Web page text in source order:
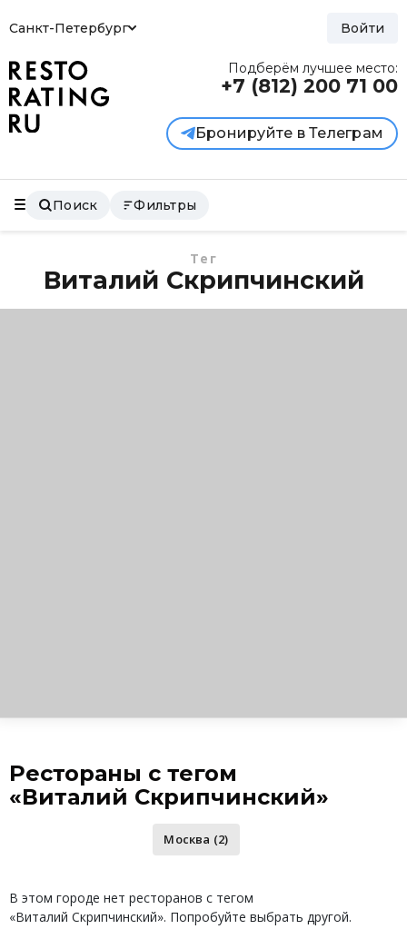
Санкт-Петербург Войти
Подберём лучшее место:
+7 (812) 200 71 00
Бронируйте в Телеграм
Поиск Фильтры
Тег
Виталий Скрипчинский
Рестораны с тегом
«Виталий Скрипчинский»
Москва (2)
В этом городе нет ресторанов с тегом
«Виталий Скрипчинский». Попробуйте выбрать другой.